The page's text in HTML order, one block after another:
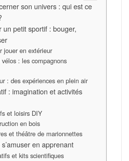
son univers : qui est ce
un petit sportif : bouger,
jouer en extérieur
: les compagnons
: des expériences en plein air
: imagination et activités
et loisirs DIY
en bois
et théâtre de marionnettes
en apprenant
et kits scientifiques